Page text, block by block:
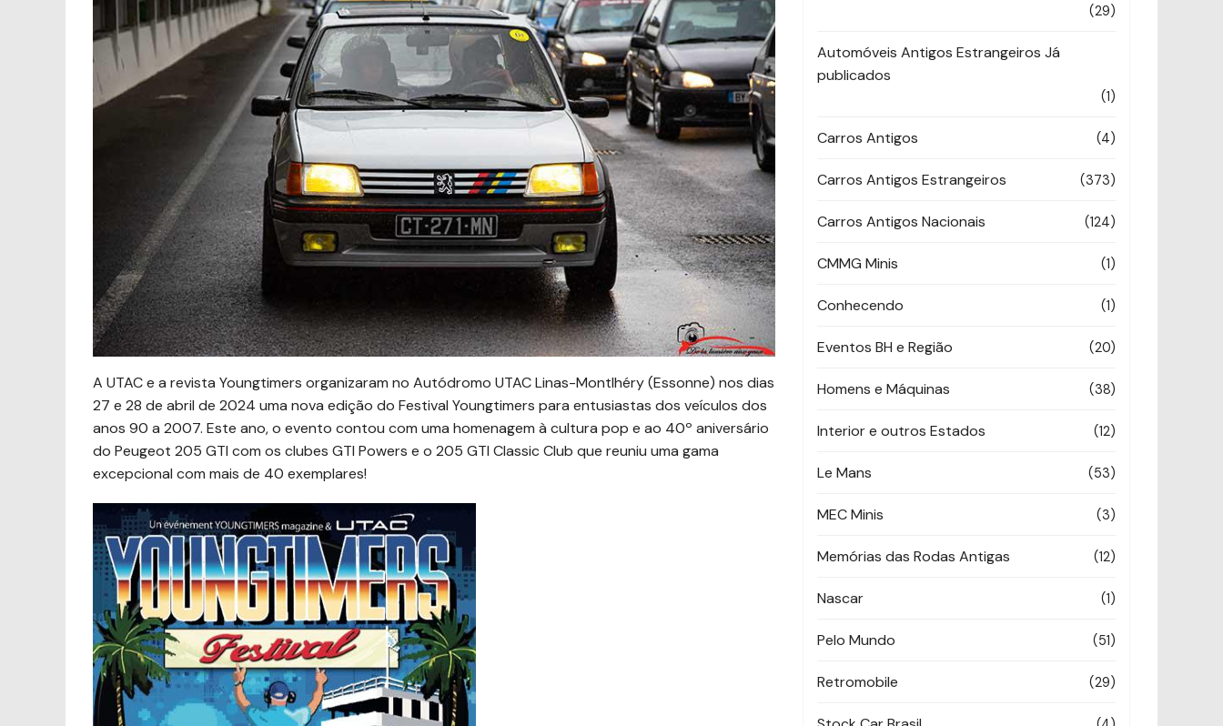
A UTAC e a revista Youngtimers organizaram no Autódromo UTAC Linas-Montlhéry (Essonne) nos dias
27 e 28 de abril de 2024 uma nova edição do Festival Youngtimers para entusiastas dos veículos dos
anos 90 a 2007. Este ano, o evento contou com uma homenagem à cultura pop e ao 40º aniversário
do Peugeot 205 GTI com os clubes GTI Powers e o 205 GTI Classic Club que reuniu uma gama
excepcional com mais de 40 exemplares!
(29)
Automóveis Antigos Estrangeiros Já
publicados
(1)
Carros Antigos (4)
Carros Antigos Estrangeiros (373)
Carros Antigos Nacionais (124)
CMMG Minis (1)
Conhecendo (1)
Eventos BH e Região (20)
Homens e Máquinas (38)
Interior e outros Estados (12)
Le Mans (53)
MEC Minis (3)
Memórias das Rodas Antigas (12)
Nascar (1)
Pelo Mundo (51)
Retromobile (29)